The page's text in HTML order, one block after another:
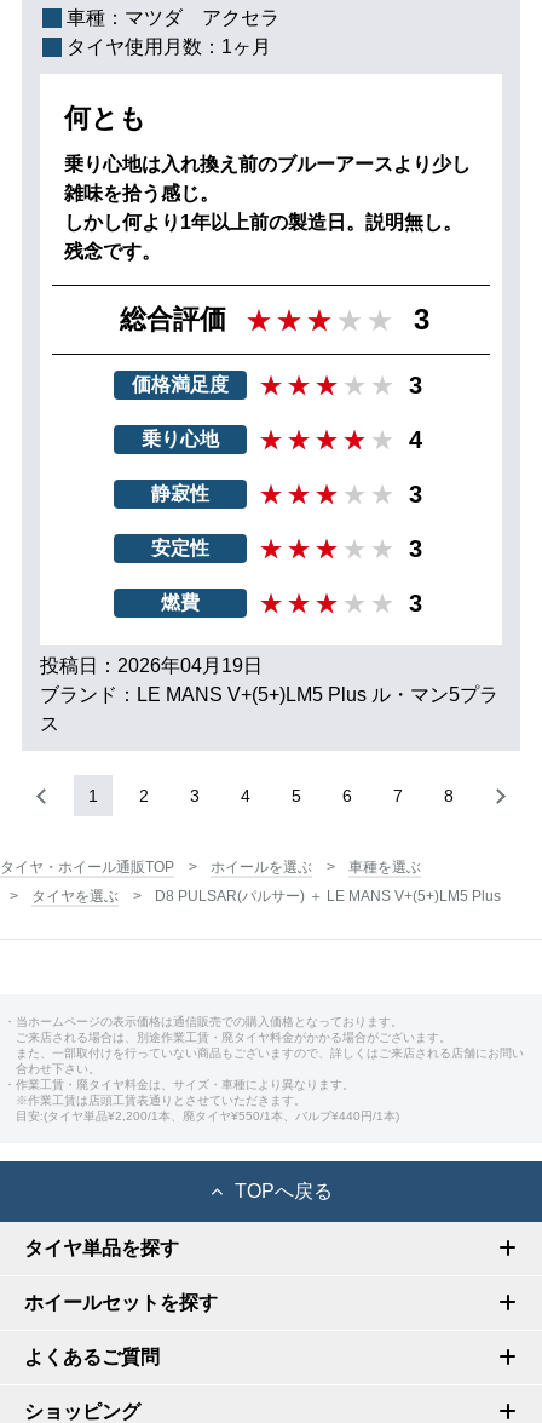
車種： マツダ アクセラ
タイヤ使用月数： 1ヶ月
何とも
乗り心地は入れ換え前のブルーアースより少し
雑味を拾う感じ。
しかし何より1年以上前の製造日。説明無し。
残念です。
総合評価 3
価格満足度 3
乗り心地 4
静寂性 3
安定性 3
燃費 3
投稿日：2026年04月19日
ブランド：LE MANS V+(5+)LM5 Plus ル・マン5プラ
ス
1 2 3 4 5 6 7 8
タイヤ・ホイール通販TOP ホイールを選ぶ
車種を選ぶ
タイヤを選ぶ
D8 PULSAR(パルサー) ＋ LE MANS V+(5+)LM5 Plus
・当ホームページの表示価格は通信販売での購入価格となっております。
ご来店される場合は、別途作業工賃・廃タイヤ料金がかかる場合がございます。
また、一部取付けを行っていない商品もございますので、詳しくはご来店される店舗にお問い
合わせ下さい。
・作業工賃・廃タイヤ料金は、サイズ・車種により異なります。
※作業工賃は店頭工賃表通りとさせていただきます。
目安:(タイヤ単品¥2,200/1本、廃タイヤ¥550/1本、バルブ¥440円/1本)
TOPへ戻る
タイヤ単品を探す
ホイールセットを探す
よくあるご質問
ショッピング